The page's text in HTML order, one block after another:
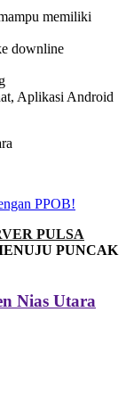
memiliki
downline
Aplikasi Android
PPOB!
PULSA
PUNCAK
Nias Utara